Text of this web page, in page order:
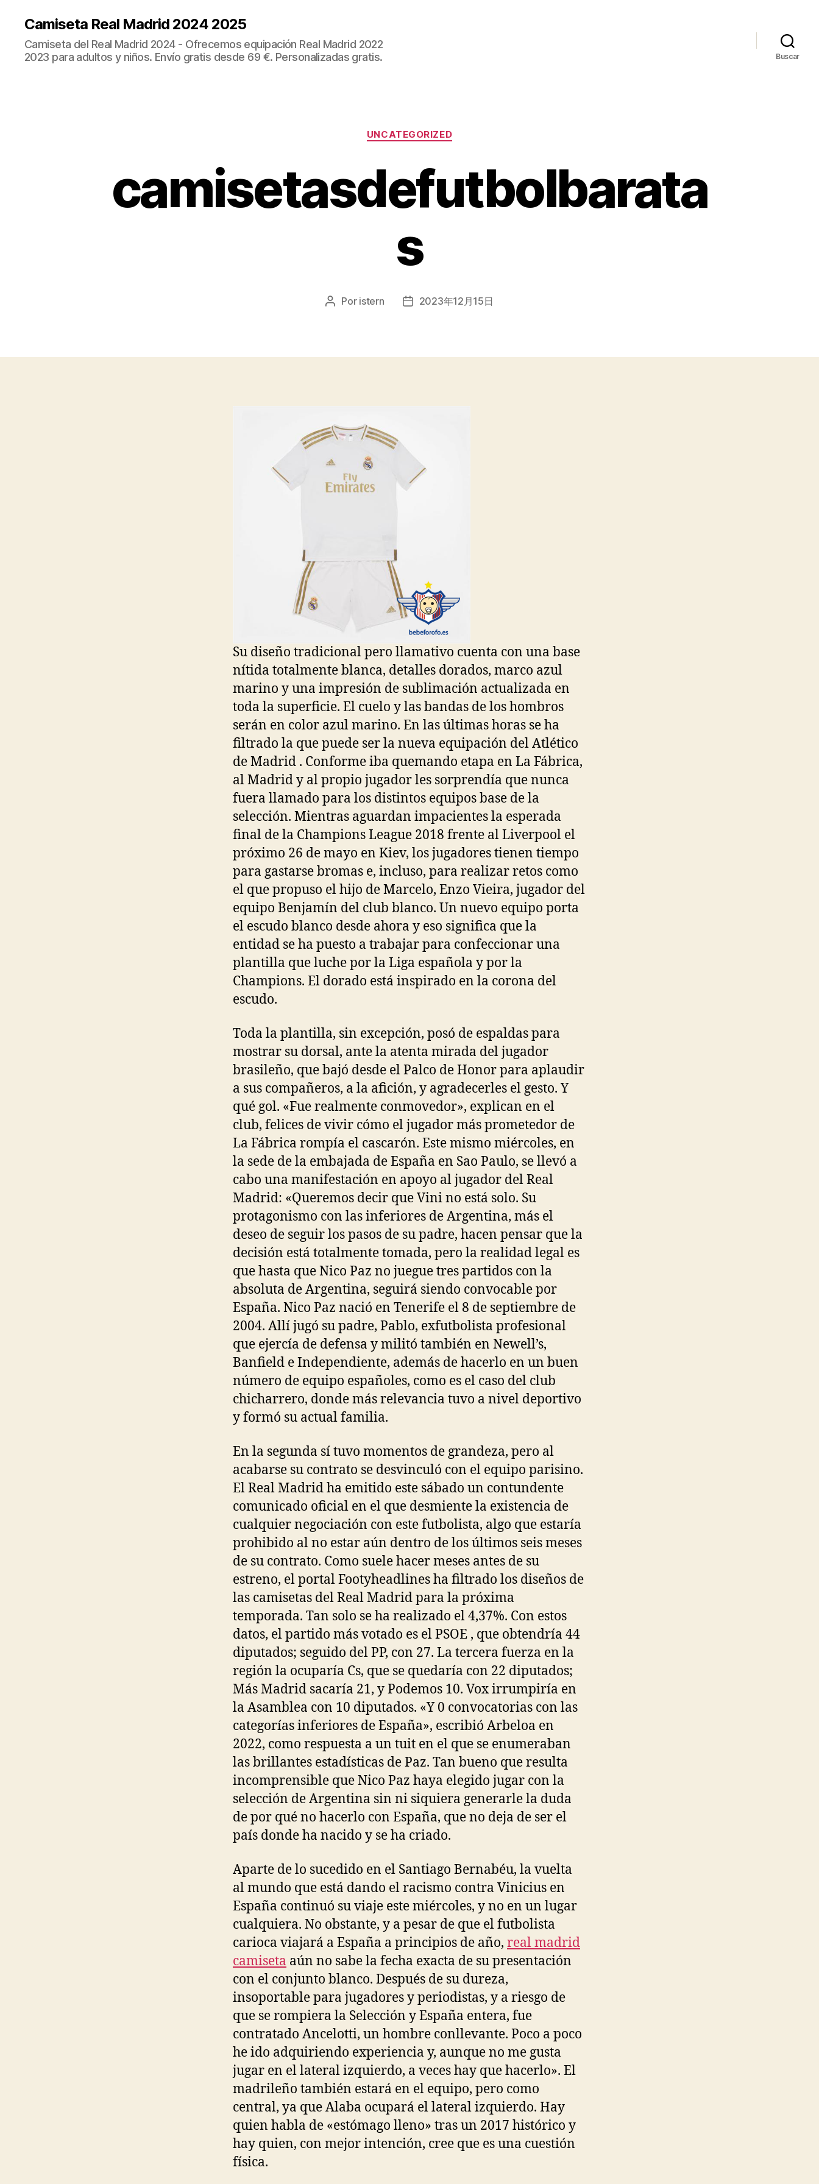
Camiseta Real Madrid 2024 2025
Camiseta del Real Madrid 2024 - Ofrecemos equipación Real Madrid 2022
2023 para adultos y niños. Envío gratis desde 69 €. Personalizadas gratis.
Buscar
Categorías
UNCATEGORIZED
camisetasdefutbolbarata
s
Autor
Por istern
Fecha2023年12月15日
Su diseño tradicional pero llamativo cuenta con una base
nítida totalmente blanca, detalles dorados, marco azul
marino y una impresión de sublimación actualizada en
toda la superficie. El cuelo y las bandas de los hombros
serán en color azul marino. En las últimas horas se ha
filtrado la que puede ser la nueva equipación del Atlético
de Madrid . Conforme iba quemando etapa en La Fábrica,
al Madrid y al propio jugador les sorprendía que nunca
fuera llamado para los distintos equipos base de la
selección. Mientras aguardan impacientes la esperada
final de la Champions League 2018 frente al Liverpool el
próximo 26 de mayo en Kiev, los jugadores tienen tiempo
para gastarse bromas e, incluso, para realizar retos como
el que propuso el hijo de Marcelo, Enzo Vieira, jugador del
equipo Benjamín del club blanco. Un nuevo equipo porta
el escudo blanco desde ahora y eso significa que la
entidad se ha puesto a trabajar para confeccionar una
plantilla que luche por la Liga española y por la
Champions. El dorado está inspirado en la corona del
escudo.
Toda la plantilla, sin excepción, posó de espaldas para
mostrar su dorsal, ante la atenta mirada del jugador
brasileño, que bajó desde el Palco de Honor para aplaudir
a sus compañeros, a la afición, y agradecerles el gesto. Y
qué gol. «Fue realmente conmovedor», explican en el
club, felices de vivir cómo el jugador más prometedor de
La Fábrica rompía el cascarón. Este mismo miércoles, en
la sede de la embajada de España en Sao Paulo, se llevó a
cabo una manifestación en apoyo al jugador del Real
Madrid: «Queremos decir que Vini no está solo. Su
protagonismo con las inferiores de Argentina, más el
deseo de seguir los pasos de su padre, hacen pensar que la
decisión está totalmente tomada, pero la realidad legal es
que hasta que Nico Paz no juegue tres partidos con la
absoluta de Argentina, seguirá siendo convocable por
España. Nico Paz nació en Tenerife el 8 de septiembre de
2004. Allí jugó su padre, Pablo, exfutbolista profesional
que ejercía de defensa y militó también en Newell’s,
Banfield e Independiente, además de hacerlo en un buen
número de equipo españoles, como es el caso del club
chicharrero, donde más relevancia tuvo a nivel deportivo
y formó su actual familia.
En la segunda sí tuvo momentos de grandeza, pero al
acabarse su contrato se desvinculó con el equipo parisino.
El Real Madrid ha emitido este sábado un contundente
comunicado oficial en el que desmiente la existencia de
cualquier negociación con este futbolista, algo que estaría
prohibido al no estar aún dentro de los últimos seis meses
de su contrato. Como suele hacer meses antes de su
estreno, el portal Footyheadlines ha filtrado los diseños de
las camisetas del Real Madrid para la próxima
temporada. Tan solo se ha realizado el 4,37%. Con estos
datos, el partido más votado es el PSOE , que obtendría 44
diputados; seguido del PP, con 27. La tercera fuerza en la
región la ocuparía Cs, que se quedaría con 22 diputados;
Más Madrid sacaría 21, y Podemos 10. Vox irrumpiría en
la Asamblea con 10 diputados. «Y 0 convocatorias con las
categorías inferiores de España», escribió Arbeloa en
2022, como respuesta a un tuit en el que se enumeraban
las brillantes estadísticas de Paz. Tan bueno que resulta
incomprensible que Nico Paz haya elegido jugar con la
selección de Argentina sin ni siquiera generarle la duda
de por qué no hacerlo con España, que no deja de ser el
país donde ha nacido y se ha criado.
Aparte de lo sucedido en el Santiago Bernabéu, la vuelta
al mundo que está dando el racismo contra Vinicius en
España continuó su viaje este miércoles, y no en un lugar
cualquiera. No obstante, y a pesar de que el futbolista
carioca viajará a España a principios de año, real madrid
camiseta aún no sabe la fecha exacta de su presentación
con el conjunto blanco. Después de su dureza,
insoportable para jugadores y periodistas, y a riesgo de
que se rompiera la Selección y España entera, fue
contratado Ancelotti, un hombre conllevante. Poco a poco
he ido adquiriendo experiencia y, aunque no me gusta
jugar en el lateral izquierdo, a veces hay que hacerlo». El
madrileño también estará en el equipo, pero como
central, ya que Alaba ocupará el lateral izquierdo. Hay
quien habla de «estómago lleno» tras un 2017 histórico y
hay quien, con mejor intención, cree que es una cuestión
física.